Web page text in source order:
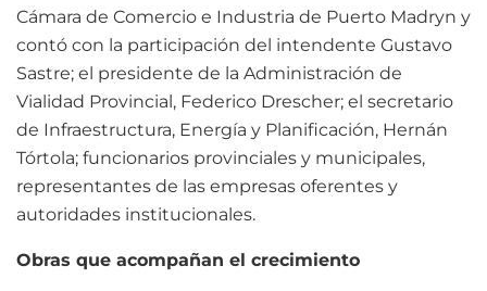
Cámara de Comercio e Industria de Puerto Madryn y
contó con la participación del intendente Gustavo
Sastre; el presidente de la Administración de
Vialidad Provincial, Federico Drescher; el secretario
de Infraestructura, Energía y Planificación, Hernán
Tórtola; funcionarios provinciales y municipales,
representantes de las empresas oferentes y
autoridades institucionales.
Obras que acompañan el crecimiento